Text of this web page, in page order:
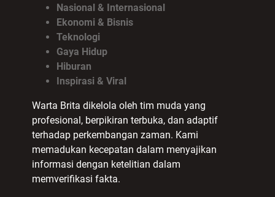
Nasional & Internasional
Ekonomi & Bisnis
Teknologi
Gaya Hidup
Hiburan
Inspirasi & Viral
Warta Brita dikelola oleh tim muda yang
profesional, berpikiran terbuka, dan adaptif
terhadap perkembangan zaman. Kami
memadukan kecepatan dalam menyajikan
informasi dengan ketelitian dalam
memverifikasi fakta.